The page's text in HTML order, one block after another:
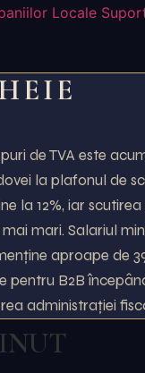
Locale
de TVA este
la plafonul de
la 12%, iar
mari. Salariul
aproape de
B2B
administrației